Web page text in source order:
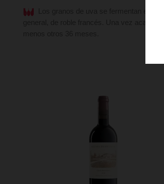
Los granos de uva se fermentan en
general, de roble francés. Una vez acaba